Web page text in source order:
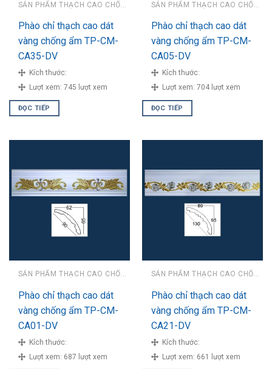
Phào chỉ thạch cao dát
vàng chống ẩm TP-CM-
CA35-DV
Kích thước:
Lượt xem: 745 lượt xem
ĐỌC TIẾP
Phào chỉ thạch cao dát
vàng chống ẩm TP-CM-
CA05-DV
Kích thước:
Lượt xem: 704 lượt xem
ĐỌC TIẾP
SẢN PHẨM THẠCH CAO CHỐNG ẨM
Phào chỉ thạch cao dát
vàng chống ẩm TP-CM-
CA01-DV
Kích thước:
Lượt xem: 687 lượt xem
SẢN PHẨM THẠCH CAO CHỐNG ẨM
Phào chỉ thạch cao dát
vàng chống ẩm TP-CM-
CA21-DV
Kích thước:
Lượt xem: 661 lượt xem